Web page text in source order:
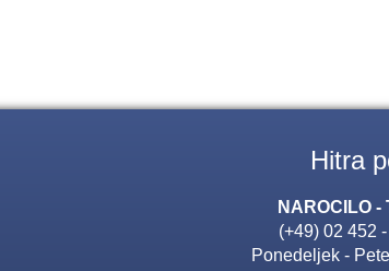
Hitra
NAROCILO -
(+49) 02 452
Ponedeljek -